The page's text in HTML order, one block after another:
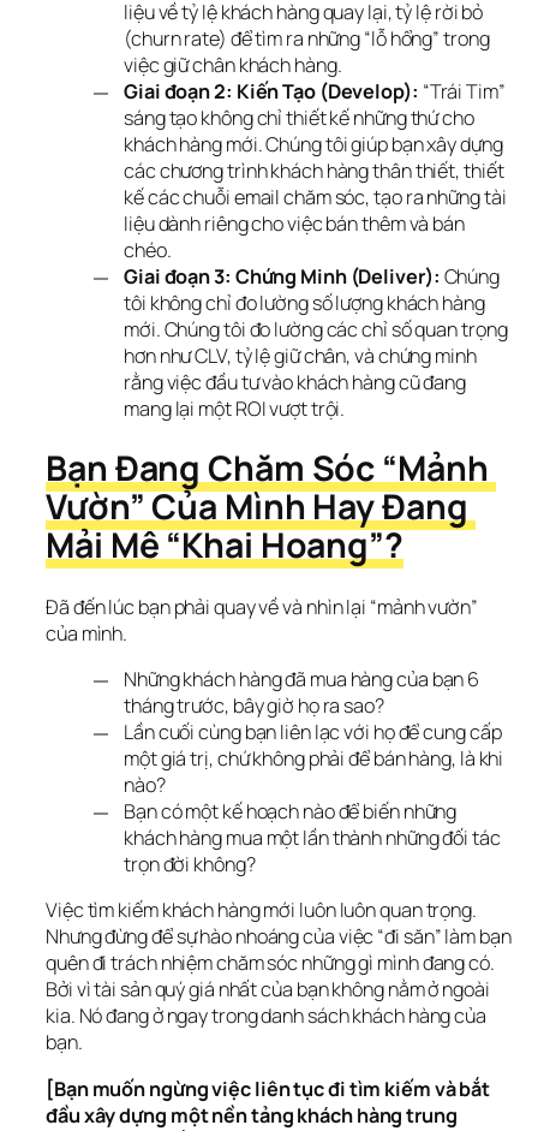
liệu về tỷ lệ khách hàng quay lại, tỷ lệ rời bỏ
(churn rate) để tìm ra những “lỗ hổng” trong
việc giữ chân khách hàng.
Giai đoạn 2: Kiến Tạo (Develop): “Trái Tim”
sáng tạo không chỉ thiết kế những thứ cho
khách hàng mới. Chúng tôi giúp bạn xây dựng
các chương trình khách hàng thân thiết, thiết
kế các chuỗi email chăm sóc, tạo ra những tài
liệu dành riêng cho việc bán thêm và bán
chéo.
Giai đoạn 3: Chứng Minh (Deliver): Chúng
tôi không chỉ đo lường số lượng khách hàng
mới. Chúng tôi đo lường các chỉ số quan trọng
hơn như CLV, tỷ lệ giữ chân, và chứng minh
rằng việc đầu tư vào khách hàng cũ đang
mang lại một ROI vượt trội.
Bạn Đang Chăm Sóc “Mảnh
Vườn” Của Mình Hay Đang
Mải Mê “Khai Hoang”?
Đã đến lúc bạn phải quay về và nhìn lại “mảnh vườn”
của mình.
Những khách hàng đã mua hàng của bạn 6
tháng trước, bây giờ họ ra sao?
Lần cuối cùng bạn liên lạc với họ để cung cấp
một giá trị, chứ không phải để bán hàng, là khi
nào?
Bạn có một kế hoạch nào để biến những
khách hàng mua một lần thành những đối tác
trọn đời không?
Việc tìm kiếm khách hàng mới luôn luôn quan trọng.
Nhưng đừng để sự hào nhoáng của việc “đi săn” làm bạn
quên đi trách nhiệm chăm sóc những gì mình đang có.
Bởi vì tài sản quý giá nhất của bạn không nằm ở ngoài
kia. Nó đang ở ngay trong danh sách khách hàng của
bạn.
[Bạn muốn ngừng việc liên tục đi tìm kiếm và bắt
đầu xây dựng một nền tảng khách hàng trung